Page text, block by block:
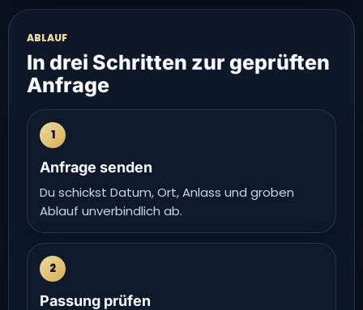
ABLAUF
In drei Schritten zur geprüften
Anfrage
1
Anfrage senden
Du schickst Datum, Ort, Anlass und groben
Ablauf unverbindlich ab.
2
Passung prüfen